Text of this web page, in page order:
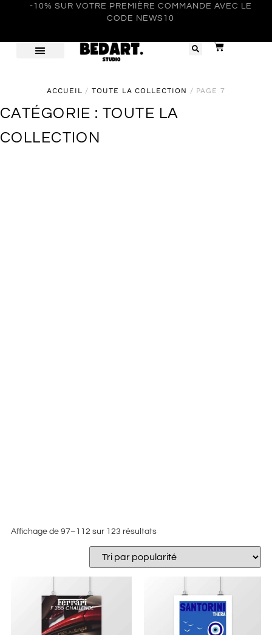
-10% SUR VOTRE PREMIÈRE COMMANDE AVEC LE
CODE NEWS10
ACCUEIL /TOUTE LA COLLECTION / PAGE 7
CATÉGORIE : TOUTE LA
COLLECTION
Affichage de 97–112 sur 123 résultats